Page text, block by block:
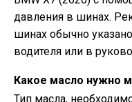
давления в шинах.
шинах обычно
водителя или в
Какое масло нужно
Тип масла,